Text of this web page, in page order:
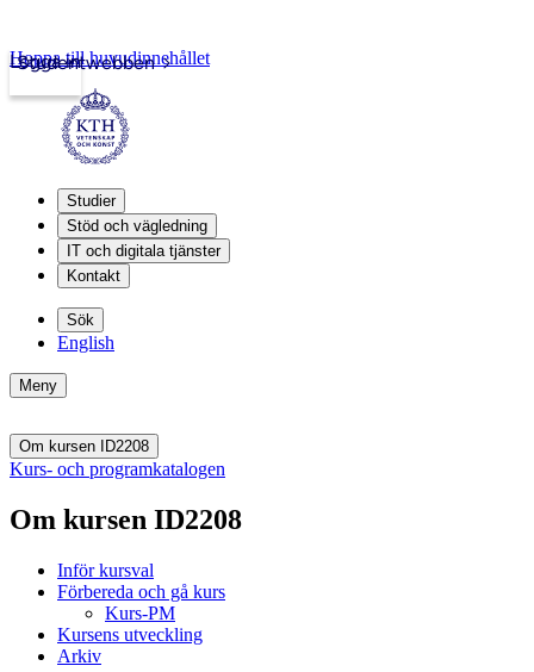
Studentwebben
Logga in
Hoppa till huvudinnehållet
Studier
Stöd och vägledning
IT och digitala tjänster
Kontakt
Sök
English
Meny
Om kursen ID2208
Kurs- och programkatalogen
Om kursen ID2208
Inför kursval
Förbereda och gå kurs
Kurs-PM
Kursens utveckling
Arkiv